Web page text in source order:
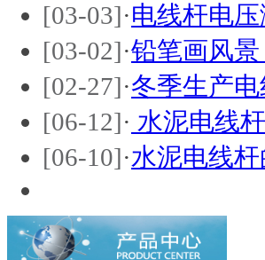
[03-03]·电线杆电
[03-02]·铅笔画风
[02-27]·冬季生产
[06-12]· 水泥电线
[06-10]·水泥电线